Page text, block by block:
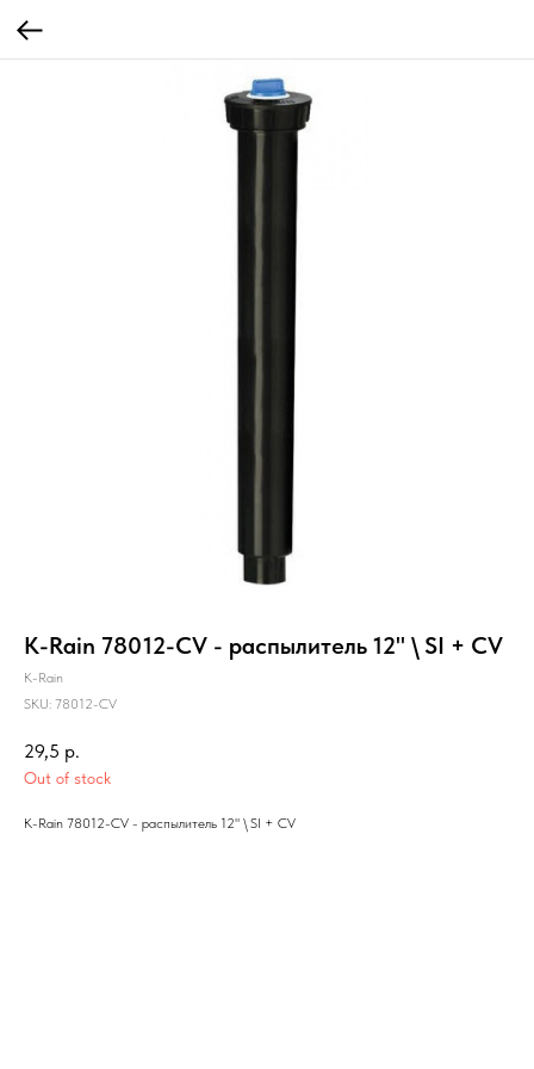
K-Rain 78012-CV - распылитель 12" \ SI + CV
K-Rain
SKU: 78012-CV
29,5 р.
Out of stock
K-Rain 78012-CV - распылитель 12" \ SI + CV